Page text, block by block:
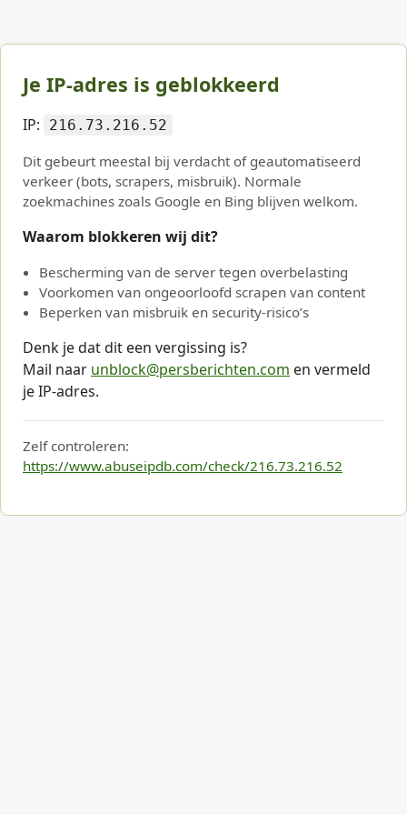
Je IP-adres is geblokkeerd
IP: 216.73.216.52
Dit gebeurt meestal bij verdacht of geautomatiseerd
verkeer (bots, scrapers, misbruik). Normale
zoekmachines zoals Google en Bing blijven welkom.
Waarom blokkeren wij dit?
Bescherming van de server tegen overbelasting
Voorkomen van ongeoorloofd scrapen van content
Beperken van misbruik en security-risico’s
Denk je dat dit een vergissing is?
Mail naar unblock@persberichten.com en vermeld
je IP-adres.
Zelf controleren:
https://www.abuseipdb.com/check/216.73.216.52